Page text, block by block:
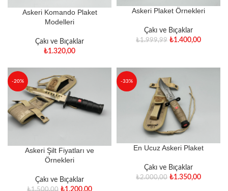
Askeri Komando Plaket
Modelleri
Çakı ve Bıçaklar
₺1.320,00
Askeri Plaket Örnekleri
Çakı ve Bıçaklar
₺1.999,99 ₺1.400,00
-20%
Askeri Şilt Fiyatları ve
Örnekleri
Çakı ve Bıçaklar
₺1.500,00 ₺1.200,00
-33%
En Ucuz Askeri Plaket
Çakı ve Bıçaklar
₺2.000,00 ₺1.350,00